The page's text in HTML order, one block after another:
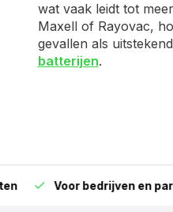
wat vaak leidt tot
Maxell of Rayovac,
gevallen als
batterijen.
Voor bedrijven en